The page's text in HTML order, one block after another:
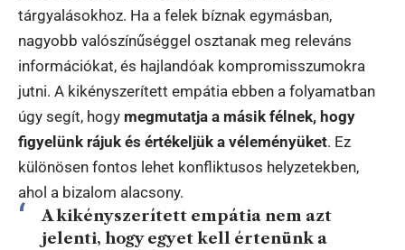
tárgyalásokhoz. Ha a felek bíznak egymásban,
nagyobb valószínűséggel osztanak meg releváns
információkat, és hajlandóak kompromisszumokra
jutni. A kikényszerített empátia ebben a folyamatban
úgy segít, hogy megmutatja a másik félnek, hogy
figyelünk rájuk és értékeljük a véleményüket. Ez
különösen fontos lehet konfliktusos helyzetekben,
ahol a bizalom alacsony.
A kikényszerített empátia nem azt
jelenti, hogy egyet kell értenünk a